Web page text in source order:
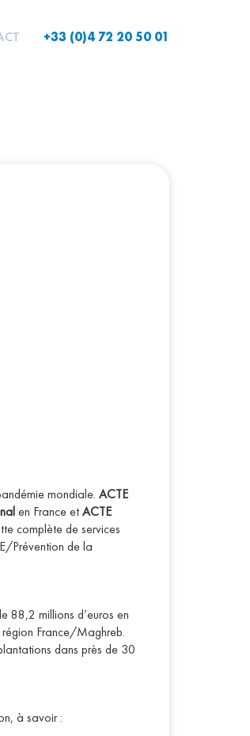
+33 (0)4 72 20 50 01
mondiale. ACTE
en France etACTE
complète de services
Prévention de la
88,2 millions d’euros en
France/Maghreb.
dans près de 30
à savoir :